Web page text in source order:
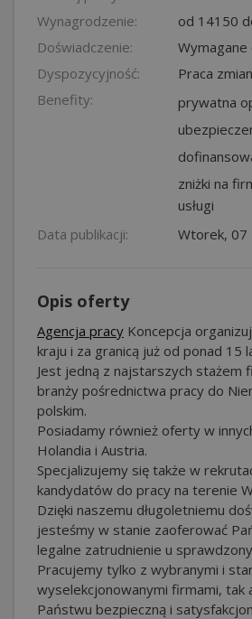
Wynagrodzenie:
od 14150
Doświadczenie:
Wymagane
Dyspozycyjność:
Praca
Benefity:
prywatna
zniżki na
usługi
Data publikacji:
Wtorek, 07
Opis oferty
Agencja pracy Koncepcja
kraju i za granicą już od ponad 15
Jest jedną z najstarszych stażem
branży pośrednictwa pracy do
polskim.
Posiadamy również oferty w
Holandia i Austria.
Specjalizujemy się także w
kandydatów do pracy na terenie
Dzięki naszemu długoletniemu
jesteśmy w stanie zaoferować
legalne zatrudnienie u
Pracujemy tylko z wybranymi i
wyselekcjonowanymi firmami, tak
Państwu bezpieczną i